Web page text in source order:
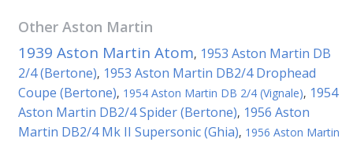
Other Aston Martin
1939 Aston Martin Atom, 1953 Aston Martin DB
2/4 (Bertone), 1953 Aston Martin DB2/4 Drophead
Coupe (Bertone), 1954 Aston Martin DB 2/4 (Vignale), 1954
Aston Martin DB2/4 Spider (Bertone), 1956 Aston
Martin DB2/4 Mk II Supersonic (Ghia), 1956 Aston Martin